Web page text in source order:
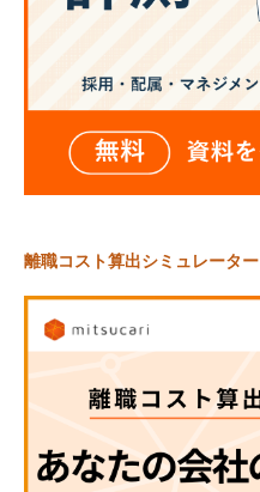
離職コスト算出シミュレーター